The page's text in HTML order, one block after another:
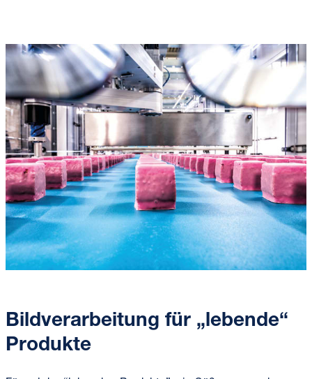
Bildverarbeitungfür „lebende“
Produkte